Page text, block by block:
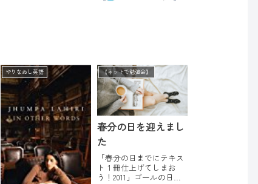
やりなおし英語 【ネットで勉強会】
春分の日を迎えまし
た
「春分の日までにテキス
ト１冊仕上げてしまお
う！2011」ゴールの日が